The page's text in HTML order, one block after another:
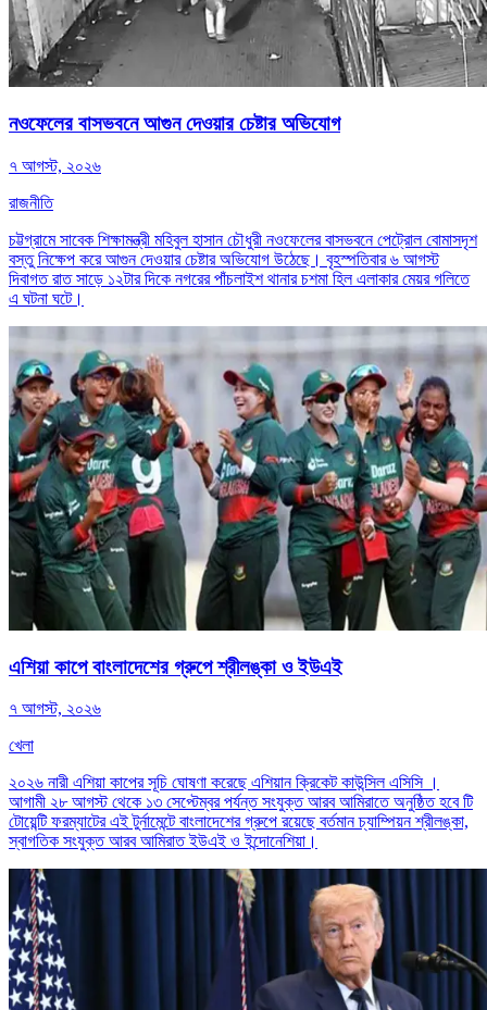
নওফেলের বাসভবনে আগুন দেওয়ার চেষ্টার অভিযোগ
৭ আগস্ট, ২০২৬
রাজনীতি
চট্টগ্রামে সাবেক শিক্ষামন্ত্রী মহিবুল হাসান চৌধুরী নওফেলের বাসভবনে পেট্রোল বোমাসদৃশ
বস্তু নিক্ষেপ করে আগুন দেওয়ার চেষ্টার অভিযোগ উঠেছে। বৃহস্পতিবার ৬ আগস্ট
দিবাগত রাত সাড়ে ১২টার দিকে নগরের পাঁচলাইশ থানার চশমা হিল এলাকার মেয়র গলিতে
এ ঘটনা ঘটে।
এশিয়া কাপে বাংলাদেশের গ্রুপে শ্রীলঙ্কা ও ইউএই
৭ আগস্ট, ২০২৬
খেলা
২০২৬ নারী এশিয়া কাপের সূচি ঘোষণা করেছে এশিয়ান ক্রিকেট কাউন্সিল এসিসি ।
আগামী ২৮ আগস্ট থেকে ১৩ সেপ্টেম্বর পর্যন্ত সংযুক্ত আরব আমিরাতে অনুষ্ঠিত হবে টি
টোয়েন্টি ফরম্যাটের এই টুর্নামেন্টে বাংলাদেশের গ্রুপে রয়েছে বর্তমান চ্যাম্পিয়ন শ্রীলঙ্কা,
স্বাগতিক সংযুক্ত আরব আমিরাত ইউএই ও ইন্দোনেশিয়া।